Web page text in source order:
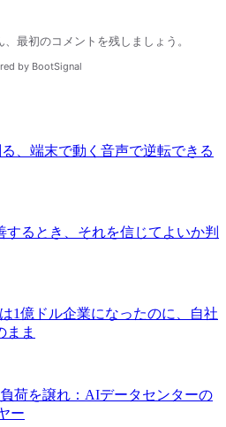
、端末で動く音声で逆転できる
るとき、それを信じてよいか判
1億ドル企業になったのに、自社
まま
荷を譲れ：AIデータセンターの
ー